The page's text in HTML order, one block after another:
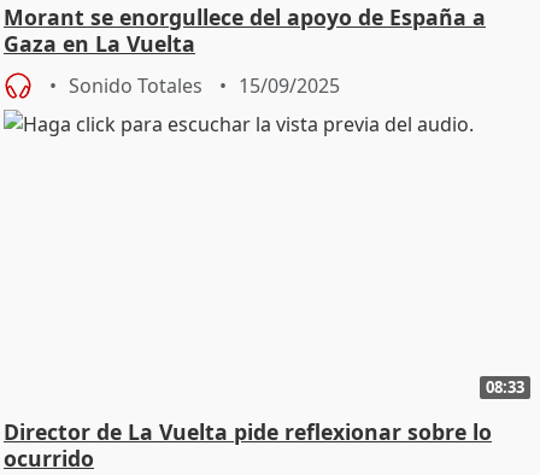
Morant se enorgullece del apoyo de España a
Gaza en La Vuelta
Sonido Totales 15/09/2025
08:33
Director de La Vuelta pide reflexionar sobre lo
ocurrido